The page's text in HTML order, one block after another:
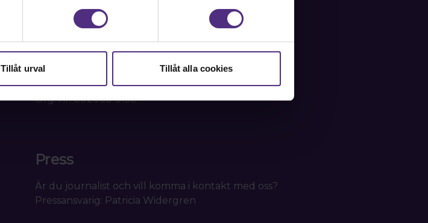
Tillåt urval Tillåt alla cookies
Box 1419
111 84 Stockholm
Besöks- och leveransadress:
Oxtorgsgatan 9-11, 111 57 Stockholm
Org. nr. 802005-3156
Press
Är du journalist och vill komma i kontakt med oss?
Pressansvarig: Patricia Widergren